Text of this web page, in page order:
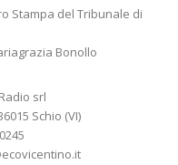
Stampa del Tribunale di
Bonollo
srl
Schio (VI)